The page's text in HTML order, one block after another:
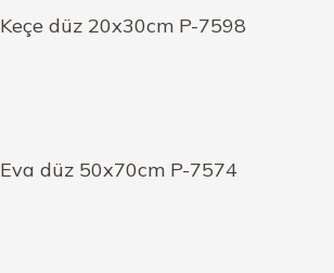
Keçe düz 20x30cm P-7598
Eva düz 50x70cm P-7574